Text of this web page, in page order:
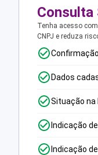
Consulta
Tenha acesso
CNPJ e reduza
Dados
Situação na
Indicação
Indicação